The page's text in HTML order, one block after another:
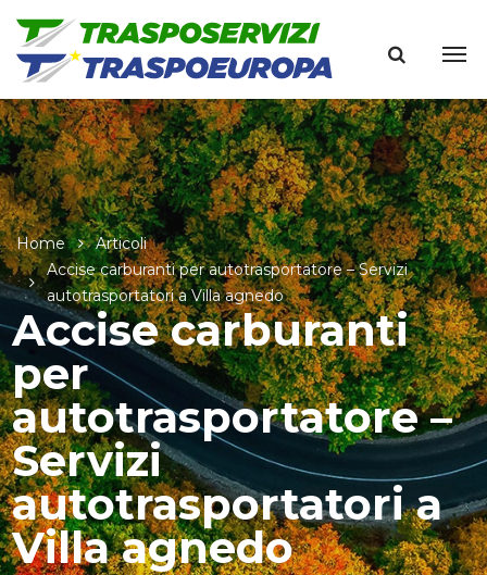
Home
Articoli
Accise carburanti per autotrasportatore – Servizi
autotrasportatori a Villa agnedo
Accise carburanti
per
autotrasportatore –
Servizi
autotrasportatori a
Villa agnedo